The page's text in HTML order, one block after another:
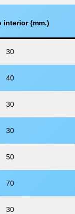
interior (mm.)
30
40
30
30
50
70
30